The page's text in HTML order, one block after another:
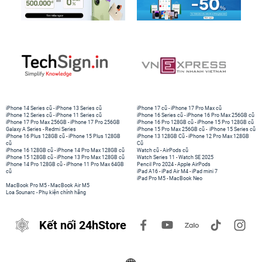
bị bộ vi xử lý 64-bit Apple A9 mới, tích hợp kèm cả vi xử lý chuyển
động M9. Đại diện Apple cho biết, iPhone 6S Lock có bộ vi xử lý
hài lòng khi trải nghiệm nhiều tác vụ trên iPhone 6S Lock cũ vẫn
rất mượt mà, không giật, lag.
Ngoài thiết kế đẹp và cấu hình mạnh mẽ, iPhone 6S Lock cũ còn
iPhone 14 Series cũ -iPhone 13 Series cũ
iPhone 12 Series cũ -iPhone 11 Series cũ
iPhone 17 Pro Max 256GB -iPhone 17 Pro 256GB
Galaxy A Series - Redmi Series
iPhone 17 cũ -iPhone 17 Pro Max cũ
iPhone 16 Series cũ - iPhone 16 Pro Max 256GB cũ
iPhone 16 Pro 128GB cũ -iPhone 15 Pro 128GB cũ
iPhone 15 Pro Max 256GB cũ - iPhone 15 Series cũ
iPhone 16 Plus 128GB cũ -iPhone 15 Plus 128GB
cũ
iPhone 16 128GB cũ -iPhone 14 Pro Max 128GB cũ
iPhone 15 128GB cũ -iPhone 13 Pro Max 128GB cũ
iPhone 14 Pro 128GB cũ -iPhone 11 Pro Max 64GB
cũ
iPhone 13 128GB Cũ -iPhone 12 Pro Max 128GB
Cũ
Watch cũ -AirPods cũ
Watch Series 11 -Watch SE 2025
Pencil Pro 2024 -Apple AirPods
iPad A16 -iPad Air M4 -iPad mini 7
iPad Pro M5 - MacBook Neo
MacBook Pro M5 - MacBook Air M5
Loa Sounarc - Phụ kiện chính hãng
Kết nối 24hStore